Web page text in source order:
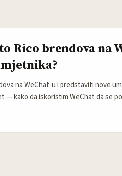
Rico brendova na
na WeChat-u i predstaviti nove
— kako da iskoristim WeChat da se
koje podržavam? Ovo nije baš